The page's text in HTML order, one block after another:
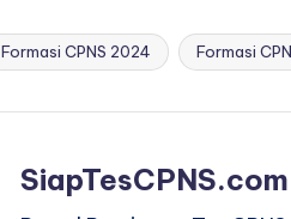
Formasi CPNS 2024 Formasi
SiapTesCPNS.com